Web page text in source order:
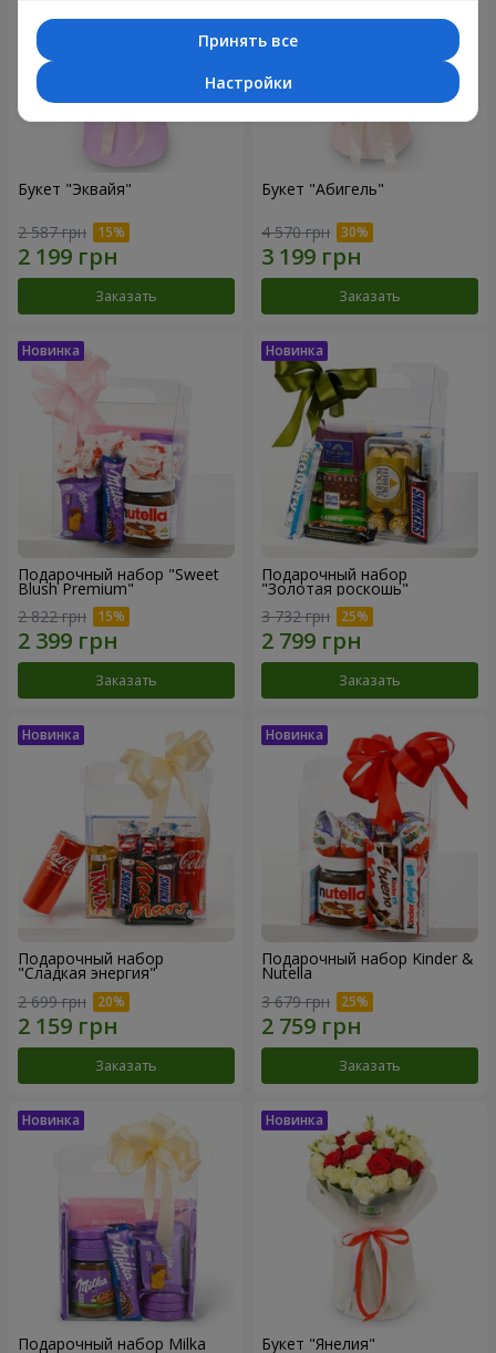
Букет "Эквайя"
2 587 грн
Заказать
Букет "Абигель"
4 570 грн
Заказать
Подарочный набор "Sweet
Blush Premium"
2 822 грн
Заказать
Подарочный набор
"Золотая роскошь"
3 732 грн
Заказать
Подарочный набор
"Сладкая энергия"
2 699 грн
Заказать
Подарочный набор Kinder &
Nutella
3 679 грн
Заказать
Подарочный набор Milka Букет "Янелия"
Принять все
Настройки